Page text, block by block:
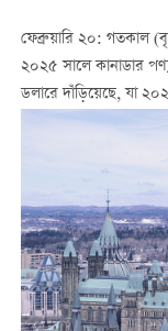
ফেব্রুয়ারি ২০: গতকাল
২০২৫ সালে কানাডার
ডলারে দাঁড়িয়েছে, যা